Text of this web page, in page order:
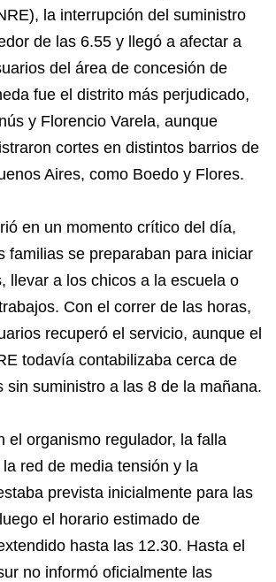
la interrupción del suministro
de las 6.55 y llegó a afectar a
del área de concesión de
fue el distrito más perjudicado,
y Florencio Varela, aunque
cortes en distintos barrios de
Aires, como Boedo y Flores.
en un momento crítico del día,
familias se preparaban para iniciar
llevar a los chicos a la escuela o
Con el correr de las horas,
recuperó el servicio, aunque el
todavía contabilizaba cerca de
sin suministro a las 8 de la mañana.
el organismo regulador, la falla
red de media tensión y la
prevista inicialmente para las
el horario estimado de
hasta las 12.30. Hasta el
no informó oficialmente las